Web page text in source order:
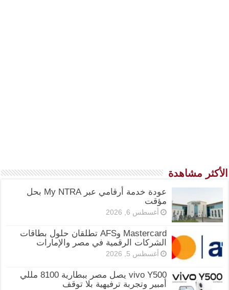
الأكثر مشاهدة
عودة خدمة أرقامي عبر My NTRA بحل
مؤقت
أغسطس 6, 2026
Mastercard وAFS تطلقان حلول بطاقات
الشركات الرقمية في مصر والإمارات
أغسطس 5, 2026
vivo Y500 يصل مصر ببطارية 8100 مللي
أمبير وتجربة ترفيهية بلا توقف